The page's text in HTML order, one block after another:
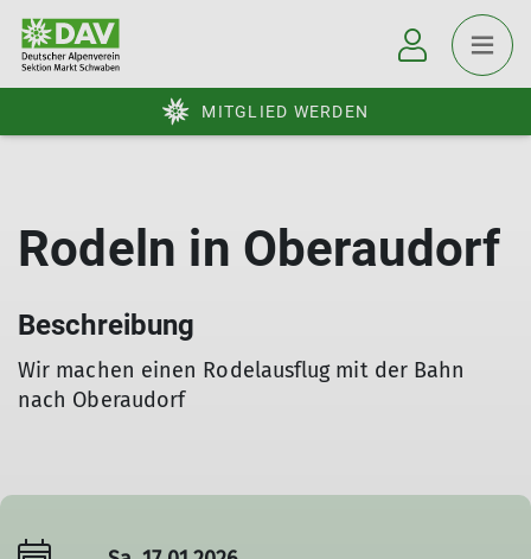
MITGLIED WERDEN
Rodeln in Oberaudorf
Beschreibung
Wir machen einen Rodelausflug mit der Bahn
nach Oberaudorf